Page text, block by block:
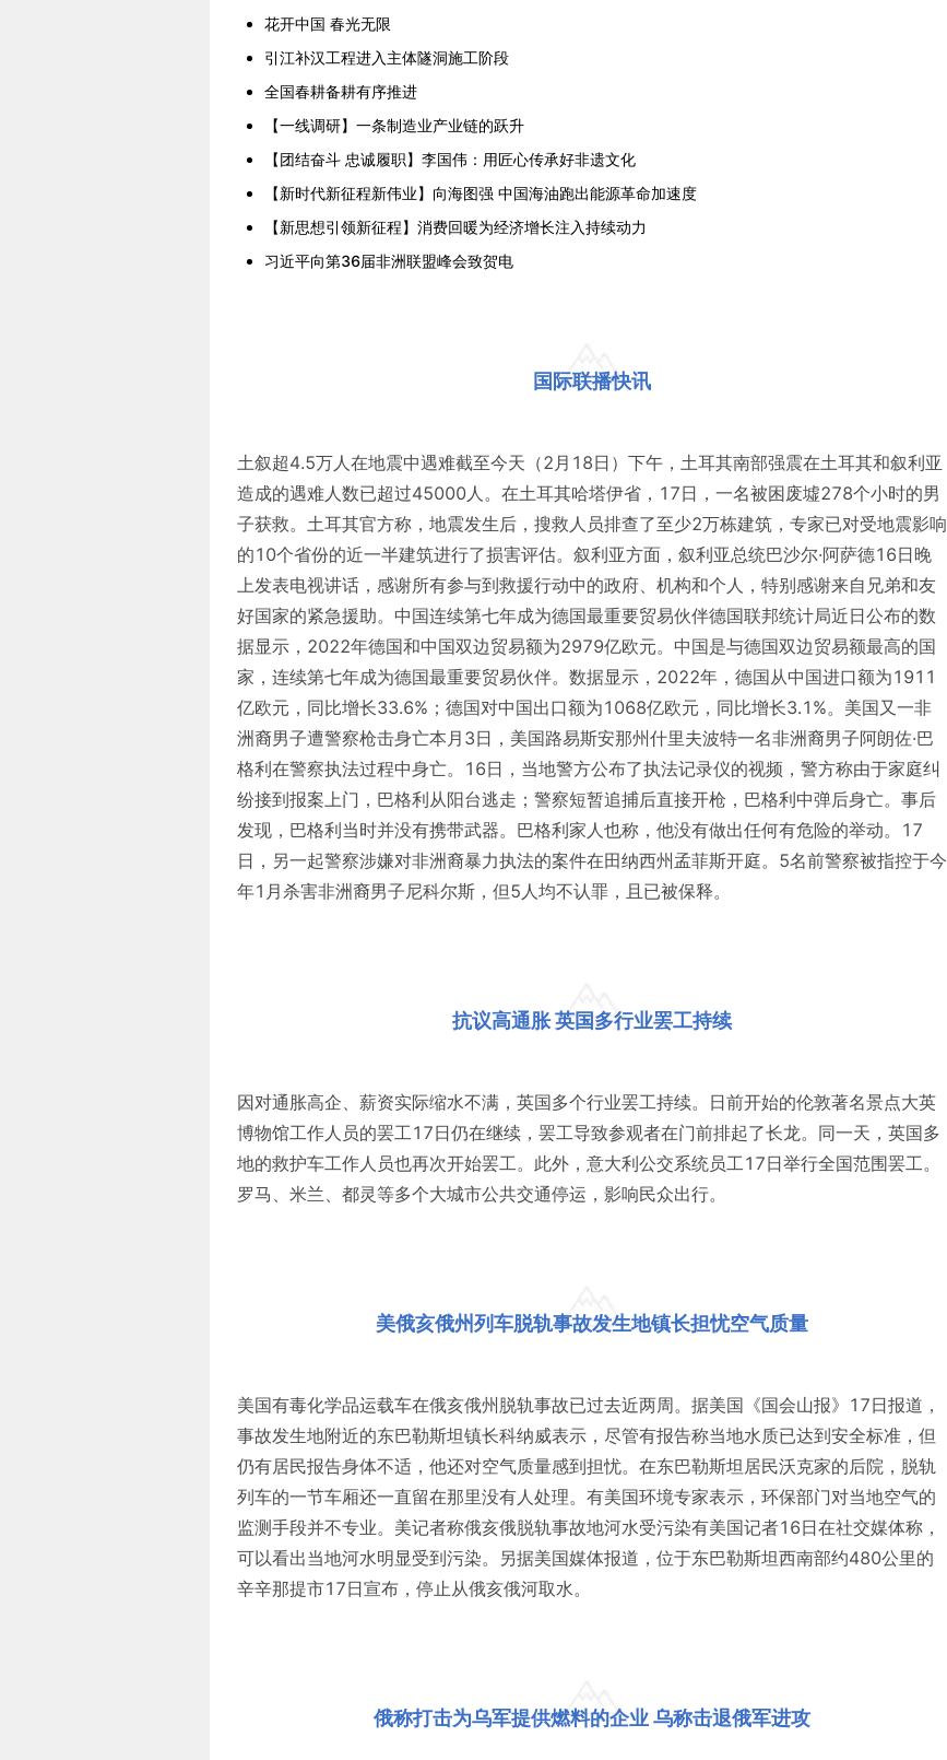
花开中国 春光无限
引江补汉工程进入主体隧洞施工阶段
全国春耕备耕有序推进
【一线调研】一条制造业产业链的跃升
【团结奋斗 忠诚履职】李国伟：用匠心传承好非遗文化
【新时代新征程新伟业】向海图强 中国海油跑出能源革命加速度
【新思想引领新征程】消费回暖为经济增长注入持续动力
习近平向第36届非洲联盟峰会致贺电
国际联播快讯
土叙超4.5万人在地震中遇难截至今天（2月18日）下午，土耳其南部强震在土耳其和叙利亚
造成的遇难人数已超过45000人。在土耳其哈塔伊省，17日，一名被困废墟278个小时的男
子获救。土耳其官方称，地震发生后，搜救人员排查了至少2万栋建筑，专家已对受地震影响
的10个省份的近一半建筑进行了损害评估。叙利亚方面，叙利亚总统巴沙尔·阿萨德16日晚
上发表电视讲话，感谢所有参与到救援行动中的政府、机构和个人，特别感谢来自兄弟和友
好国家的紧急援助。中国连续第七年成为德国最重要贸易伙伴德国联邦统计局近日公布的数
据显示，2022年德国和中国双边贸易额为2979亿欧元。中国是与德国双边贸易额最高的国
家，连续第七年成为德国最重要贸易伙伴。数据显示，2022年，德国从中国进口额为1911
亿欧元，同比增长33.6%；德国对中国出口额为1068亿欧元，同比增长3.1%。美国又一非
洲裔男子遭警察枪击身亡本月3日，美国路易斯安那州什里夫波特一名非洲裔男子阿朗佐·巴
格利在警察执法过程中身亡。16日，当地警方公布了执法记录仪的视频，警方称由于家庭纠
纷接到报案上门，巴格利从阳台逃走；警察短暂追捕后直接开枪，巴格利中弹后身亡。事后
发现，巴格利当时并没有携带武器。巴格利家人也称，他没有做出任何有危险的举动。17
日，另一起警察涉嫌对非洲裔暴力执法的案件在田纳西州孟菲斯开庭。5名前警察被指控于今
年1月杀害非洲裔男子尼科尔斯，但5人均不认罪，且已被保释。
抗议高通胀 英国多行业罢工持续
因对通胀高企、薪资实际缩水不满，英国多个行业罢工持续。日前开始的伦敦著名景点大英
博物馆工作人员的罢工17日仍在继续，罢工导致参观者在门前排起了长龙。同一天，英国多
地的救护车工作人员也再次开始罢工。此外，意大利公交系统员工17日举行全国范围罢工。
罗马、米兰、都灵等多个大城市公共交通停运，影响民众出行。
美俄亥俄州列车脱轨事故发生地镇长担忧空气质量
美国有毒化学品运载车在俄亥俄州脱轨事故已过去近两周。据美国《国会山报》17日报道，
事故发生地附近的东巴勒斯坦镇长科纳威表示，尽管有报告称当地水质已达到安全标准，但
仍有居民报告身体不适，他还对空气质量感到担忧。在东巴勒斯坦居民沃克家的后院，脱轨
列车的一节车厢还一直留在那里没有人处理。有美国环境专家表示，环保部门对当地空气的
监测手段并不专业。美记者称俄亥俄脱轨事故地河水受污染有美国记者16日在社交媒体称，
可以看出当地河水明显受到污染。另据美国媒体报道，位于东巴勒斯坦西南部约480公里的
辛辛那提市17日宣布，停止从俄亥俄河取水。
俄称打击为乌军提供燃料的企业 乌称击退俄军进攻